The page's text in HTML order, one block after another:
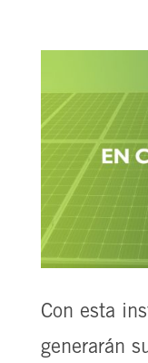
Con esta
generarán